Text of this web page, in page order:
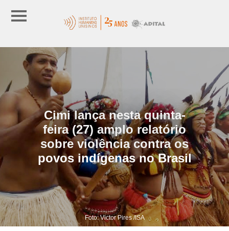
Cimi lança nesta quinta-
feira (27) amplo relatório
sobre violência contra os
povos indígenas no Brasil
Foto: Victor Pires /ISA